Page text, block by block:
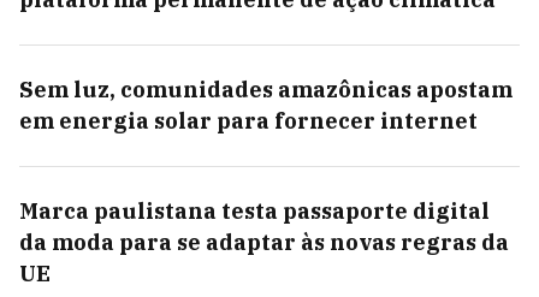
Sem luz, comunidades amazônicas apostam
em energia solar para fornecer internet
Marca paulistana testa passaporte digital
da moda para se adaptar às novas regras da
UE